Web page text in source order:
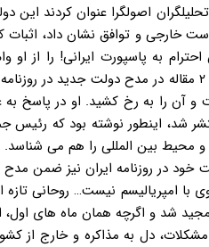
اصولگرا عنوان کردند
خارجی و توافق نشان داد، اثبات
به پاسپورت ایرانی! را از
مشاورت رئیس جمهور یازدهم ایران نیز رسیده است، در همان
آن را به رخ کشید. او در پاسخ
شد، اینطور نوشته بود که
بین المللی را هم می شناسد.
در روزنامه ایران نیز ضمن
با امپریالیسم نیست… روحانی
شد و اگرچه همان ماه های اول،
دل به مذاکره و خارج از